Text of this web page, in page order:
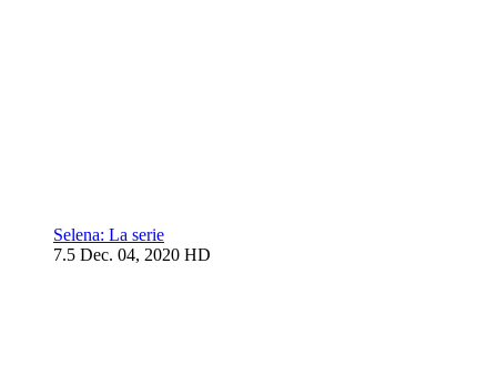
Selena: La serie
7.5 Dec. 04, 2020 HD